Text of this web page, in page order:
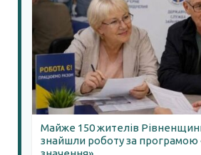
Майже 150 жителів
знайшли роботу за програмою